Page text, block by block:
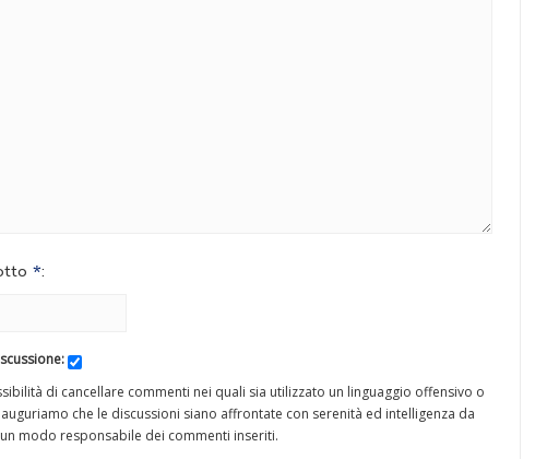
*:
di cancellare commenti nei quali sia utilizzato un linguaggio offensivo o
che le discussioni siano affrontate con serenità ed intelligenza da
modo responsabile dei commenti inseriti.